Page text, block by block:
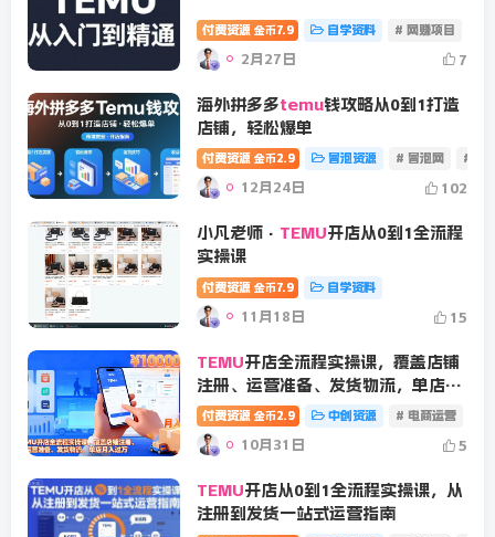
付费资源 金币7.9 自学资料 # 网赚项目
2月27日 7
海外拼多多temu钱攻略从0到1打造
店铺，轻松爆单
付费资源 金币 2.9 冒泡资源 # 冒泡网 # 电
12月24日 102
小凡老师· TEMU开店从0到1全流程
实操课
付费资源 金币 7.9 自学资料
11月18日 15
TEMU开店全流程实操课，覆盖店铺
注册、运营准备、发货物流，单店月
入过万
付费资源 金币 2.9 中创资源 # 电商运营
10月31日 5
TEMU开店从0到1全流程实操课，从
注册到发货一站式运营指南